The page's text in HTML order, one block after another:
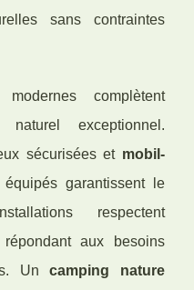
sans contraintes
complètent
naturel exceptionnel.
sécurisées et mobil-
garantissent le
respectent
aux besoins
Uncamping nature